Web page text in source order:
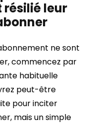
leur
ne sont
commencez par
habituelle
peut-être
pour inciter
mais un simple